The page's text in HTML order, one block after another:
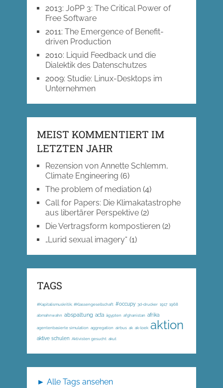
2013: JoPP 3: The Critical Power of
Free Software
2011: The Emergence of Benefit-
driven Production
2010: Liquid Feedback und die
Dialektik des Datenschutzes
2009: Studie: Linux-Desktops im
Unternehmen
MEIST KOMMENTIERT IM
LETZTEN JAHR
Rezension von Annette Schlemm,
Climate Engineering (6)
The problem of mediation(4)
Call for Papers: Die Klimakatastrophe
aus libertärer Perspektive(2)
Die Vertragsform kompostieren(2)
„Lurid sexual imagery“ (1)
TAGS
#Kapitalismuskritik; #Klassengesellschaft #occupy 3d-drucker 1917 1968
abmahnwahn abspaltung acta ägypten afghanistan afrika
agentenbasierte simulation aggregation airbus ak ak-loek aktion
aktive schulen Aktivisten gesucht akut
► Alle Tags ansehen